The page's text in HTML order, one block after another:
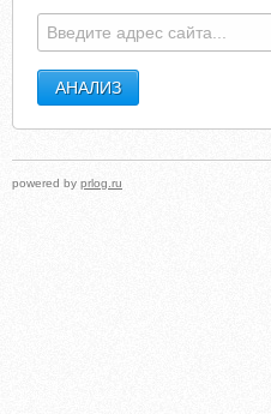
powered by prlog.ru